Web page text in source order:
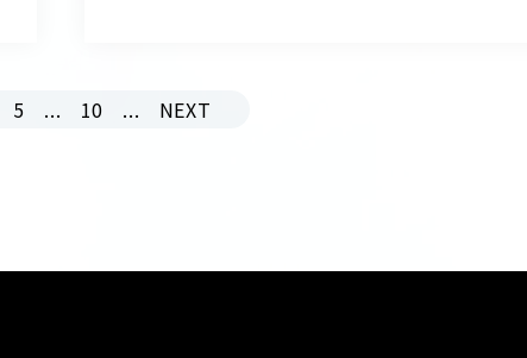
5 ... 10 ... NEXT